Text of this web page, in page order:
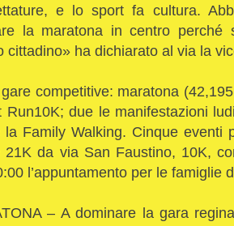
e lo sport fa cultura.
la maratona in centro perché
cittadino» ha dichiarato al via la
competitive: maratona
Run10K; due le manifestazioni
la Family Walking. Cinque eventi
21K da via San Faustino, 10K,
l’appuntamento per le famiglie
– A dominare la gara